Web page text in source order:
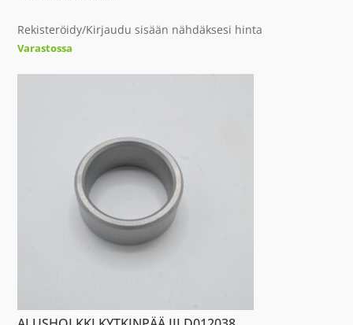
Rekisteröidy/Kirjaudu sisään nähdäksesi hinta
Varastossa